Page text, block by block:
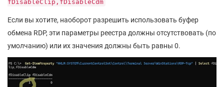
fDisableClip,fDisableCdm
Если вы хотите, наоборот разрешить использовать буфер
обмена RDP, эти параметры реестра должны отсутствовать (по
умолчанию) или их значения должны быть равны 0.